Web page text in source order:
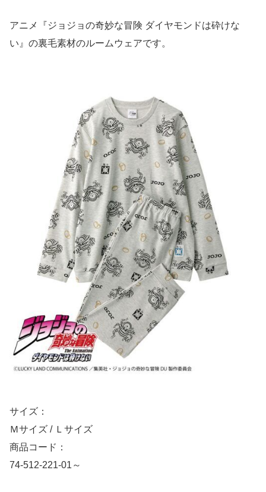
アニメ『ジョジョの奇妙な冒険 ダイヤモンドは砕けな
い』の裏毛素材のルームウェアです。
サイズ：
Ｍサイズ / Ｌサイズ
商品コード：
74-512-221-01～